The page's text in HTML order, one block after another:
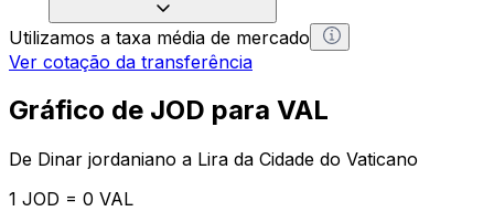
Utilizamos a taxa média de mercado
Ver cotação da transferência
Gráfico de JOD para VAL
De Dinar jordaniano a Lira da Cidade do Vaticano
1 JOD = 0 VAL